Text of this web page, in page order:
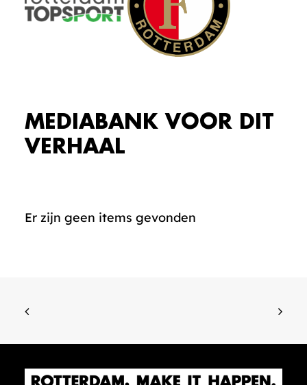
MEDIABANK VOOR DIT
VERHAAL
Er zijn geen items gevonden